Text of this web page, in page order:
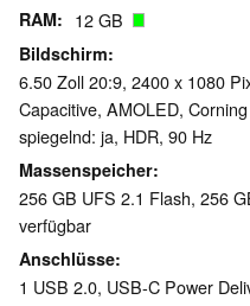
RAM 12 GB
Bildschirm
6.50 Zoll 20:9, 2400 x 1080
Capacitive, AMOLED,
spiegelnd: ja, HDR, 90 Hz
Massenspeicher
256 GB UFS 2.1 Flash, 256
verfügbar
Anschlüsse
1 USB 2.0, USB-C Power